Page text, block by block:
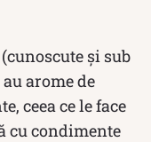
și sub
arome de
ceea ce le face
cu condimente